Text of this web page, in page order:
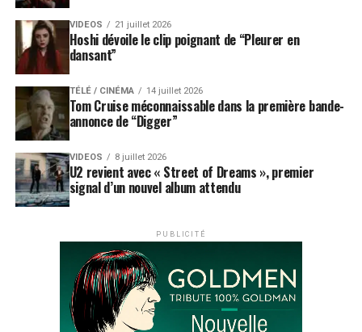
VIDEOS 21 juillet 2026
Hoshi dévoile le clip poignant de “Pleurer en
dansant”
TÉLÉ / CINÉMA 14 juillet 2026
Tom Cruise méconnaissable dans la première bande-
annonce de “Digger”
VIDEOS 8 juillet 2026
U2 revient avec « Street of Dreams », premier
signal d’un nouvel album attendu
PUBLICITÉ